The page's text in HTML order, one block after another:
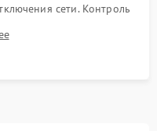
сети. Контроль
режима и
сигнала.